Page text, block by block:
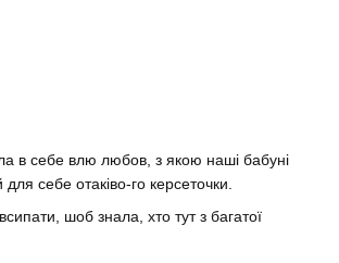
в себе влю любов, з якою наші бабуні
себе отаківо-го керсеточки.
шоб знала, хто тут з багатої